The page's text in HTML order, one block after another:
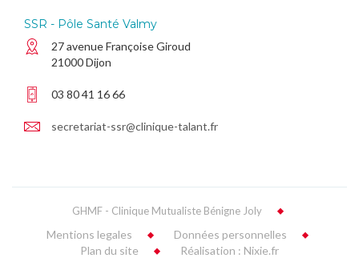
SSR - Pôle Santé Valmy
27 avenue Françoise Giroud
21000 Dijon
03 80 41 16 66
secretariat-ssr@clinique-talant.fr
GHMF - Clinique Mutualiste Bénigne Joly
Mentions legales
Données personnelles
Plan du site
Réalisation : Nixie.fr